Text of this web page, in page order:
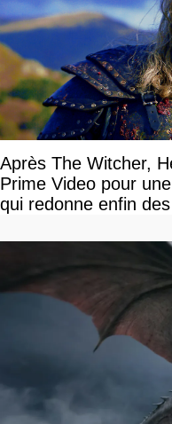
Après The Witcher,
Prime Video pour
qui redonne enfin